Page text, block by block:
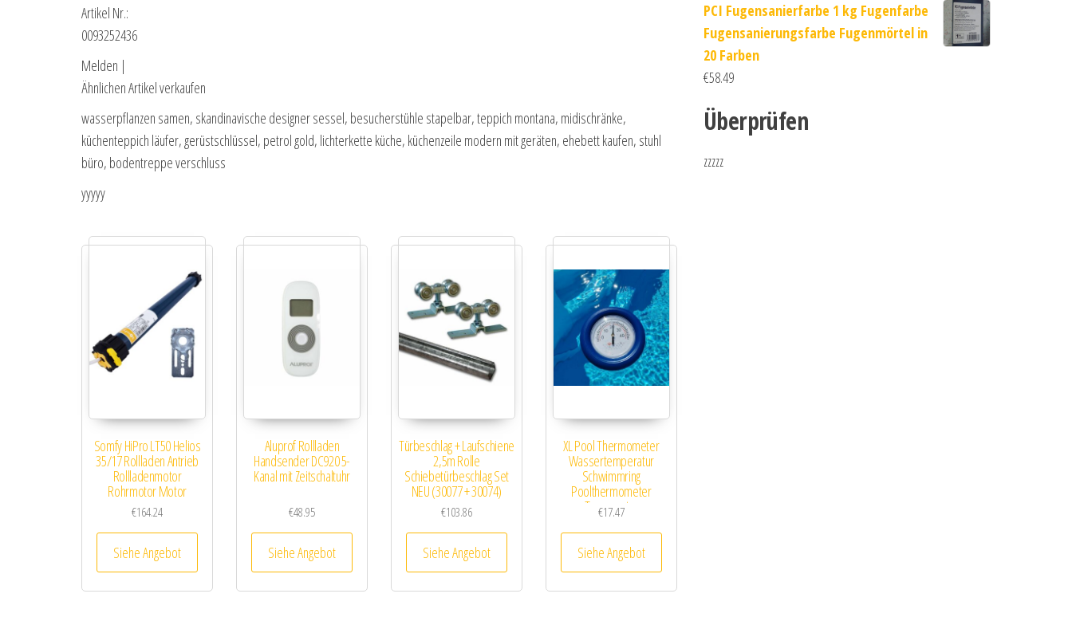
Artikel Nr.:
0093252436
Melden |
Ähnlichen Artikel verkaufen
wasserpflanzen samen, skandinavische designer sessel, besucherstühle stapelbar, teppich montana, midischränke,
küchenteppich läufer, gerüstschlüssel, petrol gold, lichterkette küche, küchenzeile modern mit geräten, ehebett kaufen, stuhl
büro, bodentreppe verschluss
yyyyy
Somfy HiPro LT50 Helios
35/17 Rollladen Antrieb
Rollladenmotor
Rohrmotor Motor
€164.24
Siehe Angebot
Aluprof Rollladen
Handsender DC920 5-
Kanal mit Zeitschaltuhr
€48.95
Siehe Angebot
Türbeschlag + Laufschiene
2,5m Rolle
Schiebetürbeschlag Set
NEU (30077 + 30074)
€103.86
Siehe Angebot
XL Pool Thermometer
Wassertemperatur
Schwimmring
Poolthermometer
Temperatur
€17.47
Siehe Angebot
PCI Fugensanierfarbe 1 kg Fugenfarbe
Fugensanierungsfarbe Fugenmörtel in
20 Farben
€58.49
Überprüfen
zzzzz